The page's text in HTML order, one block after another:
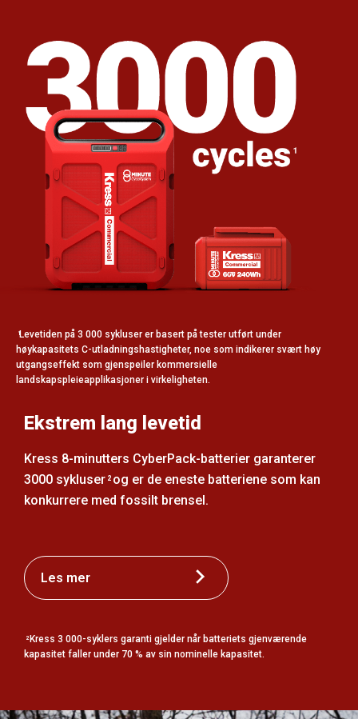
1Levetiden på 3 000 sykluser er basert på tester utført under
høykapasitets C-utladningshastigheter, noe som indikerer svært høy
utgangseffekt som gjenspeiler kommersielle
landskapspleieapplikasjoner i virkeligheten.
Ekstrem lang levetid
Kress 8-minutters CyberPack-batterier garanterer
3000 sykluser 2og er de eneste batteriene som kan
konkurrere med fossilt brensel.
Les mer
2Kress 3 000-syklers garanti gjelder når batteriets gjenværende
kapasitet faller under 70 % av sin nominelle kapasitet.